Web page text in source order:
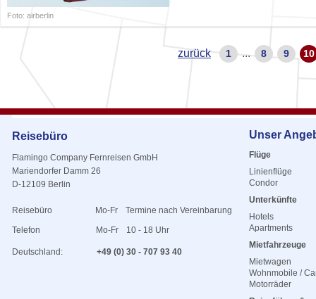
Foto: airberlin
zurück 1 ... 8 9 10
Reisebüro
Flamingo Company Fernreisen GmbH
Mariendorfer Damm 26
D-12109 Berlin
Reisebüro Mo-Fr
Termine nach Vereinbarung
Telefon
Mo-Fr 10 - 18 Uhr
Deutschland: +49 (0) 30 - 707 93 40
Unser
Flüge
Linienflüge
Condor
Unterkünfte
Hotels
Apartments
Mietfahrzeuge
Mietwagen
Wohnmobile /
Motorräder